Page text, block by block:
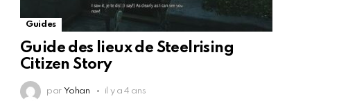
Guides
Guide des lieux de Steelrising
Citizen Story
par Yohan il y a 4 ans